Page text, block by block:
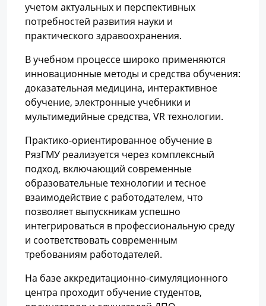
учетом актуальных и перспективных
потребностей развития науки и
практического здравоохранения.
В учебном процессе широко применяются
инновационные методы и средства обучения:
доказательная медицина, интерактивное
обучение, электронные учебники и
мультимедийные средства, VR технологии.
Практико-ориентированное обучение в
РязГМУ реализуется через комплексный
подход, включающий современные
образовательные технологии и тесное
взаимодействие с работодателем, что
позволяет выпускникам успешно
интегрироваться в профессиональную среду
и соответствовать современным
требованиям работодателей.
На базе аккредитационно-симуляционного
центра проходит обучение студентов,